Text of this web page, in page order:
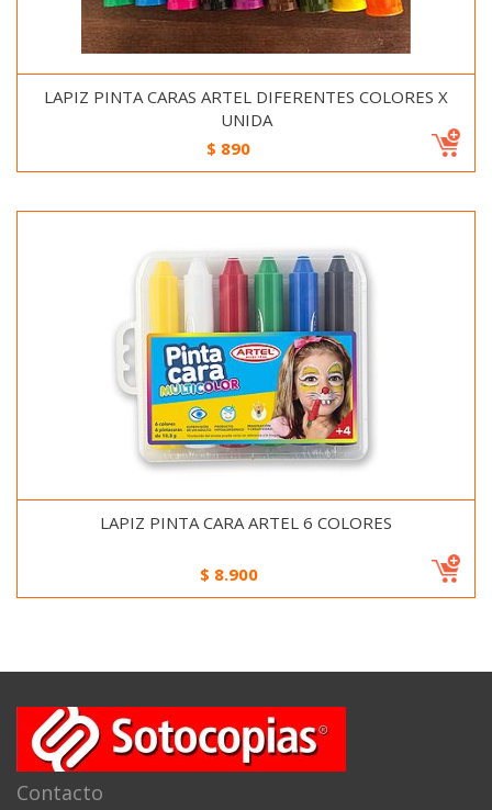
LAPIZ PINTA CARAS ARTEL DIFERENTES COLORES X
UNIDA
$ 890
LAPIZ PINTA CARA ARTEL 6 COLORES
$ 8.900
Contacto